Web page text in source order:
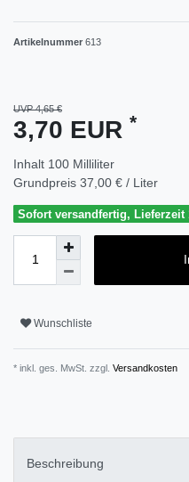
Artikelnummer 613
UVP 4,65 €
3,70 EUR *
Inhalt 100 Milliliter
Grundpreis 37,00 € / Liter
Sofort versandfertig, Lieferzeit
Wunschliste
* inkl. ges. MwSt. zzgl. Versandkosten
Beschreibung